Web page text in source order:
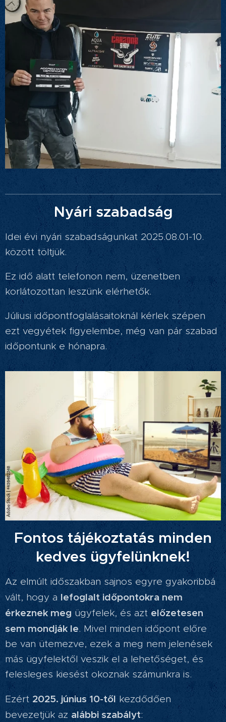
Nyári szabadság
Idei évi nyári szabadságunkat 2025.08.01-10.
között töltjük.
Ez idő alatt telefonon nem, üzenetben
korlátozottan leszünk elérhetők.
Júliusi időpontfoglalásaitoknál kérlek szépen
ezt vegyétek figyelembe, még van pár szabad
időpontunk e hónapra.
Fontos tájékoztatás minden
kedves ügyfelünknek!
Az elmúlt időszakban sajnos egyre gyakoribbá
vált, hogy a lefoglalt időpontokra nem
érkeznek meg ügyfelek, és aztelőzetesen
sem mondják le. Mivel minden időpont előre
be van ütemezve, ezek a meg nem jelenések
más ügyfelektől veszik el a lehetőséget, és
felesleges kiesést okoznak számunkra is.
Ezért 2025. június 10-től kezdődően
bevezetjük az alábbi szabályt: